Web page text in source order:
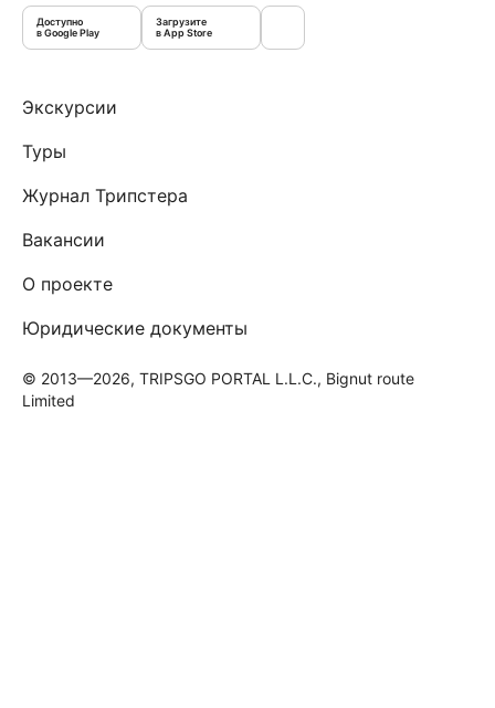
Доступно
в Google Play
Загрузите
в App Store
Экскурсии
Туры
Журнал Трипстера
Вакансии
О проекте
Юридические документы
© 2013—2026, TRIPSGO PORTAL L.L.C., Bignut route
Limited